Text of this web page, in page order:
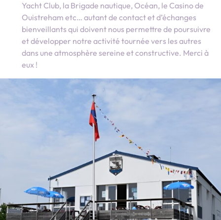
Yacht Club, la Brigade nautique, Océan, le Casino de
Ouistreham etc… autant de contact et d’échanges
bienveillants qui doivent nous permettre de poursuivre
et développer notre activité tournée vers les autres
dans une atmosphère sereine et constructive. Merci à
eux !